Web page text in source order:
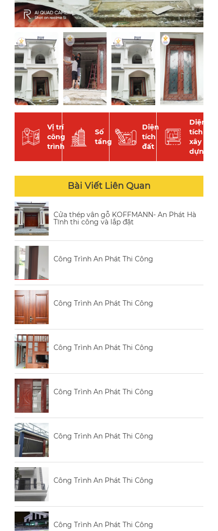
Vị trí
công
trình
Số
tầng
Diện
tích
đất
Diện
tích
xây
dựng
Bài Viết Liên Quan
Cửa thép vân gỗ KOFFMANN- An Phát Hà
Tĩnh thi công và lắp đặt
Công Trình An Phát Thi Công
Công Trình An Phát Thi Công
Công Trình An Phát Thi Công
Công Trình An Phát Thi Công
Công Trình An Phát Thi Công
Công Trình An Phát Thi Công
Công Trình An Phát Thi Công